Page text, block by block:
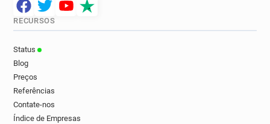
RECURSOS
Status
Blog
Preços
Referências
Contate-nos
Índice de Empresas